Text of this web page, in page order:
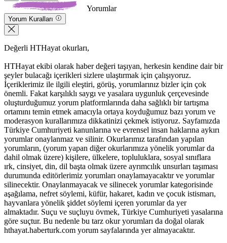
Yorumlar
Yorum Kuralları
Değerli HTHayat okurları,
HTHayat ekibi olarak haber değeri taşıyan, herkesin kendine dair bir
şeyler bulacağı içerikleri sizlere ulaştırmak için çalışıyoruz.
İçeriklerimiz ile ilgili eleştiri, görüş, yorumlarınız bizler için çok
önemli. Fakat karşılıklı saygı ve yasalara uygunluk çerçevesinde
oluşturduğumuz yorum platformlarında daha sağlıklı bir tartışma
ortamını temin etmek amacıyla ortaya koyduğumuz bazı yorum ve
moderasyon kurallarımıza dikkatinizi çekmek istiyoruz. Sayfamızda
Türkiye Cumhuriyeti kanunlarına ve evrensel insan haklarına aykırı
yorumlar onaylanmaz ve silinir. Okurlarımız tarafından yapılan
yorumların, (yorum yapan diğer okurlarımıza yönelik yorumlar da
dahil olmak üzere) kişilere, ülkelere, topluluklara, sosyal sınıflara
ırk, cinsiyet, din, dil başta olmak üzere ayrımcılık unsurları taşıması
durumunda editörlerimiz yorumları onaylamayacaktır ve yorumlar
silinecektir. Onaylanmayacak ve silinecek yorumlar kategorisinde
aşağılama, nefret söylemi, küfür, hakaret, kadın ve çocuk istismarı,
hayvanlara yönelik şiddet söylemi içeren yorumlar da yer
almaktadır. Suçu ve suçluyu övmek, Türkiye Cumhuriyeti yasalarına
göre suçtur. Bu nedenle bu tarz okur yorumları da doğal olarak
hthayat.haberturk.com yorum sayfalarında yer almayacaktır.